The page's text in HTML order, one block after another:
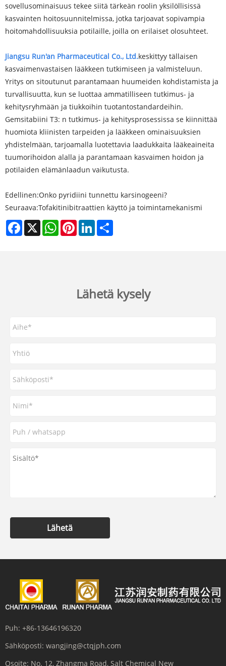
sovellusominaisuus tekee siitä tärkeän roolin yksilöllisissä
kasvainten hoitosuunnitelmissa, jotka tarjoavat sopivampia
hoitomahdollisuuksia potilaille, joilla on erilaiset olosuhteet.
Jiangsu Run'an Pharmaceutical Co., Ltd.keskittyy tällaisen
kasvaimenvastaisen lääkkeen tutkimiseen ja valmisteluun.
Yritys on sitoutunut parantamaan huumeiden kohdistamista ja
turvallisuutta, kun se luottaa ammatilliseen tutkimus- ja
kehitysryhmään ja tiukkoihin tuotantostandardeihin.
Gemsitabiini T3: n tutkimus- ja kehitysprosessissa se kiinnittää
huomiota kliinisten tarpeiden ja lääkkeen ominaisuuksien
yhdistelmään, tarjoamalla luotettavia laadukkaita lääkeaineita
tuumorihoidon alalla ja parantamaan kasvaimen hoidon ja
potilaiden elämänlaadun vaikutusta.
Edellinen:Onko pyridiini tunnettu karsinogeeni?
Seuraava:Tofakitinibitraattien käyttö ja toimintamekanismi
Facebook
X WhatsAppPinterestLinkedIn
Lähetä kysely
Lähetä
Puh: +86-13646196320
Sähköposti: wangjing@ctqjph.com
Osoite: No. 12, Zhangma Road, Salt Chemical New